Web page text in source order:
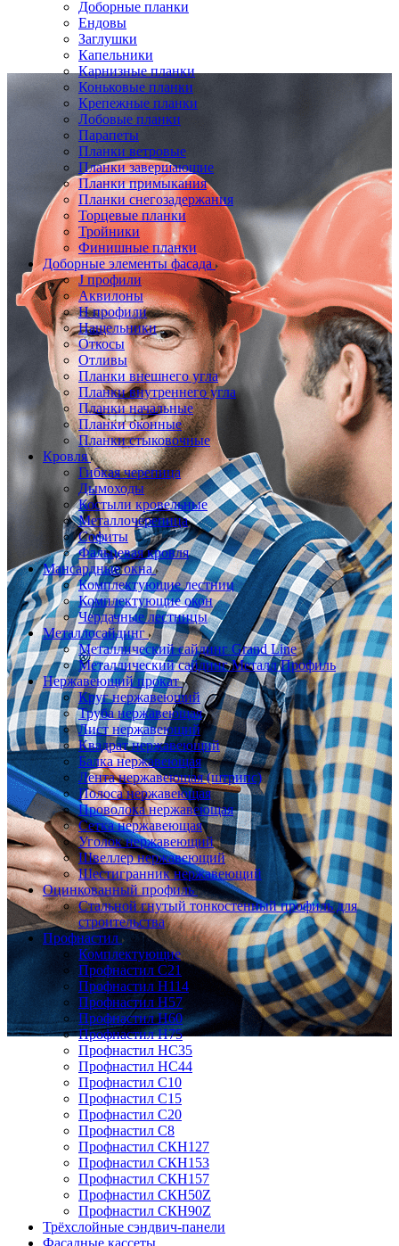
Доборные планки
Ендовы
Заглушки
Капельники
Карнизные планки
Коньковые планки
Крепежные планки
Лобовые планки
Парапеты
Планки ветровые
Планки завершающие
Планки примыкания
Планки снегозадержания
Торцевые планки
Тройники
Финишные планки
Доборные элементы фасада
J профили
Аквилоны
Н профили
Нащельники
Откосы
Отливы
Планки внешнего угла
Планки внутреннего угла
Планки начальные
Планки оконные
Планки стыковочные
Кровля
Гибкая черепица
Дымоходы
Костыли кровельные
Металлочерепица
Софиты
Фальцевая кровля
Мансардные окна
Комплектующие лестниц
Комплектующие окон
Чердачные лестницы
Металлосайдинг
Металлический сайдинг Grand Line
Металлический сайдинг Металл Профиль
Нержавеющий прокат
Круг нержавеющий
Труба нержавеющая
Лист нержавеющий
Квадрат нержавеющий
Балка нержавеющая
Лента нержавеющая (штрипс)
Полоса нержавеющая
Проволока нержавеющая
Сетка нержавеющая
Уголок нержавеющий
Швеллер нержавеющий
Шестигранник нержавеющий
Оцинкованный профиль
Стальной гнутый тонкостенный профиль для
строительства
Профнастил
Комплектующие
Профнастил C21
Профнастил Н114
Профнастил Н57
Профнастил Н60
Профнастил Н75
Профнастил НС35
Профнастил НС44
Профнастил С10
Профнастил С15
Профнастил С20
Профнастил С8
Профнастил СКН127
Профнастил СКН153
Профнастил СКН157
Профнастил СКН50Z
Профнастил СКН90Z
Трёхслойные сэндвич-панели
Фасадные кассеты